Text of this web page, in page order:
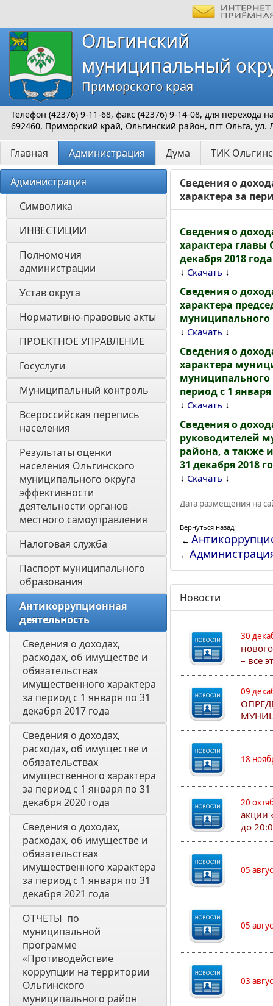
Ольгинский
муниципальный
Приморского края
Телефон (42376) 9-11-68, факс (42376) 9-14-08, для перехода
692460, Приморский край, Ольгинский район, пгт Ольга, ул.
Главная Администрация Дума ТИК
Администрация
Символика
ИНВЕСТИЦИИ
Полномочия
администрации
Устав округа
Нормативно-правовые акты
ПРОЕКТНОЕ УПРАВЛЕНИЕ
Госуслуги
Муниципальный контроль
Всероссийская перепись
населения
Результаты оценки
населения Ольгинского
муниципального округа
эффективности
деятельности органов
местного самоуправления
Налоговая служба
Паспорт муниципального
образования
Антикоррупционная
деятельность
Сведения о доходах,
расходах, об имуществе и
обязательствах
имущественного характера
за период с 1 января по 31
декабря 2017 года
Сведения о доходах,
расходах, об имуществе и
обязательствах
имущественного характера
за период с 1 января по 31
декабря 2020 года
Сведения о доходах,
расходах, об имуществе и
обязательствах
имущественного характера
за период с 1 января по 31
декабря 2021 года
ОТЧЕТЫ  по
муниципальной
программе
«Противодействие
коррупции на территории
Ольгинского
муниципального район
Сведения о
характера за
Сведения о
характера главы
декабря 2018 года
↓ Скачать ↓
Сведения о
характера
муниципального
↓ Скачать ↓
Сведения о
характера
муниципального
период с 1
↓ Скачать ↓
Сведения о
руководителей
района, а также
31 декабря 2018
↓ Скачать ↓
Дата размещения на
Вернуться назад:
←
←
Новости
30
– все
09
18
20
акции
до
05
05
03